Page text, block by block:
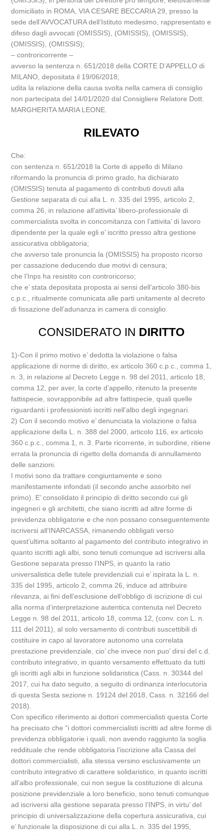
domiciliato in ROMA, VIA CESARE BECCARIA 29, presso la
sede dell’AVVOCATURA dell’Istituto medesimo, rappresentato e
difeso dagli avvocati (OMISSIS), (OMISSIS), (OMISSIS),
(OMISSIS), (OMISSIS);
– controricorrente –
avverso la sentenza n. 651/2018 della CORTE D’APPELLO di
MILANO, depositata il 19/06/2018;
udita la relazione della causa svolta nella camera di consiglio
non partecipata del 14/01/2020 dal Consigliere Relatore Dott.
MARGHERITA MARIA LEONE.
RILEVATO
Che:
con sentenza n. 651/2018 la Corte di appello di Milano
riformando la pronuncia di primo grado, ha dichiarato
(OMISSIS) tenuta al pagamento di contributi dovuti alla
Gestione separata di cui alla L. n. 335 del 1995, articolo 2,
comma 26, in relazione all’attivita’ libero-professionale di
commercialista svolta in concomitanza con l’attivita’ di lavoro
dipendente per la quale egli e’ iscritto presso altra gestione
assicurativa obbligatoria;
che avverso tale pronuncia la (OMISSIS) ha proposto ricorso
per cassazione deducendo due motivi di censura;
che l’Inps ha resistito con controricorso;
che e’ stata depositata proposta ai sensi dell’articolo 380-bis
c.p.c., ritualmente comunicata alle parti unitamente al decreto
di fissazione dell’adunanza in camera di consiglio.
CONSIDERATO IN DIRITTO
1)-Con il primo motivo e’ dedotta la violazione o falsa
applicazione di norme di diritto, ex articolo 360 c.p.c., comma 1,
n. 3, in relazione al Decreto Legge n. 98 del 2011, articolo 18,
comma 12, per aver, la corte d’appello, ritenuto la presente
fattispecie, sovrapponibile ad altre fattispecie, quali quelle
riguardanti i professionisti iscritti nell’albo degli ingegnari.
2) Con il secondo motivo e’ denunciata la violazione o falsa
applicazione della L. n. 388 del 2000, articolo 116, ex articolo
360 c.p.c., comma 1, n. 3. Parte ricorrente, in subordine, ritiene
errata la pronuncia di rigetto della domanda di annullamento
delle sanzioni.
I motivi sono da trattare congiuntamente e sono
manifestamente infondati (il secondo anche assorbito nel
primo). E’ consolidato il principio di diritto secondo cui gli
ingegneri e gli architetti, che siano iscritti ad altre forme di
previdenza obbligatorie e che non possano conseguentemente
iscriversi all’INARCASSA, rimanendo obbligati verso
quest’ultima soltanto al pagamento del contributo integrativo in
quanto iscritti agli albi, sono tenuti comunque ad iscriversi alla
Gestione separata presso l’INPS, in quanto la ratio
universalistica delle tutele previdenziali cui e’ ispirata la L. n.
335 del 1995, articolo 2, comma 26, induce ad attribuire
rilevanza, ai fini dell’esclusione dell’obbligo di iscrizione di cui
alla norma d’interpretazione autentica contenuta nel Decreto
Legge n. 98 del 2011, articolo 18, comma 12, (conv. con L. n.
111 del 2011), al solo versamento di contributi suscettibili di
costituire in capo al lavoratore autonomo una correlata
prestazione previdenziale, cio’ che invece non puo’ dirsi del c.d.
contributo integrativo, in quanto versamento effettuato da tutti
gli iscritti agli albi in funzione solidaristica (Cass. n. 30344 del
2017, cui ha dato seguito, a seguito di ordinanza interlocutoria
di questa Sesta sezione n. 19124 del 2018, Cass. n. 32166 del
2018).
Con specifico riferimento ai dottori commercialisti questa Corte
ha precisato che “i dottori commercialisti iscritti ad altre forme di
previdenza obbligatorie i quali, non avendo raggiunto la soglia
reddituale che rende obbligatoria l’iscrizione alla Cassa del
dottori commercialisti, alla stessa versino esclusivamente un
contributo integrativo di carattere solidaristico, in quanto iscritti
all’albo professionale, cui non segue la costituzione di alcuna
posizione previdenziale a loro beneficio, sono tenuti comunque
ad iscriversi alla gestione separata presso l’INPS, in virtu’ del
principio di universalizzazione della copertura assicurativa, cui
e’ funzionale la disposizione di cui alla L. n. 335 del 1995,